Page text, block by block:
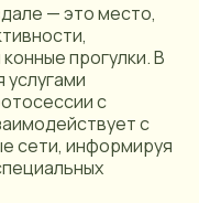
— это место,
прогулки. В
с
с
сети, информируя